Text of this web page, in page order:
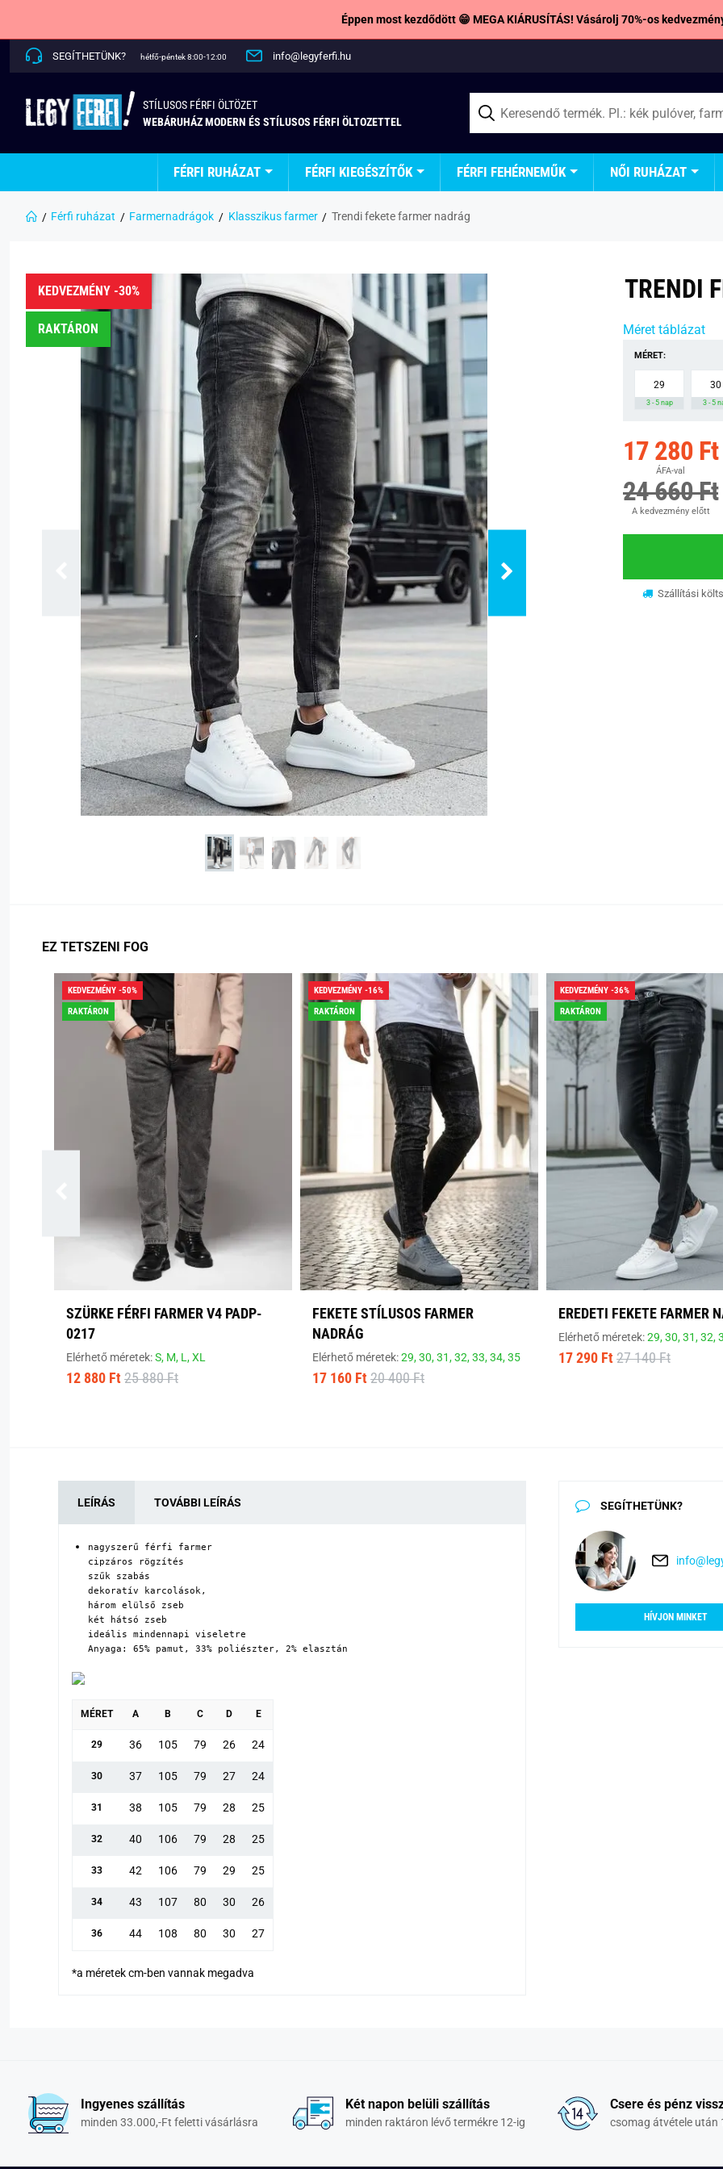
Éppen most kezdődött 😁 MEGA KIÁRUSÍTÁS! Vásárolj 70%-os
SEGÍTHETÜNK? hétfő-péntek 8:00-12:00 info@legyferfi.hu
STÍLUSOS FÉRFI ÖLTÖZET
WEBÁRUHÁZ MODERN ÉS STÍLUSOS FÉRFI ÖLTOZETTEL
FÉRFI RUHÁZAT FÉRFI KIEGÉSZÍTŐK FÉRFI FEHÉRNEMŰK NŐI RUHÁZAT
Férfi ruházat Farmernadrágok Klasszikus farmer Trendi fekete farmer nadrág
KEDVEZMÉNY -30%
RAKTÁRON
TRENDI
Méret táblázat
MÉRET:
29
3 - 5 nap
30
3 - 5
17 280 Ft
ÁFA-val
24 660 Ft
A kedvezmény előtt
Szállítási
EZ TETSZENI FOG
KEDVEZMÉNY -50%
RAKTÁRON
SZÜRKE FÉRFI FARMER V4 PADP-
0217
Elérhető méretek:S, M, L,XL
12 880 Ft 25 880 Ft
KEDVEZMÉNY -16%
RAKTÁRON
FEKETE STÍLUSOS FARMER
NADRÁG
Elérhető méretek:29,30,31,32,33,34,35
17 160 Ft 20 400 Ft
KEDVEZMÉNY -36%
RAKTÁRON
EREDETI FEKETE FARMER
Elérhető méretek:29,30,31,32,
17 290 Ft 27 140 Ft
LEÍRÁS TOVÁBBI LEÍRÁS
nagyszerű férfi farmer
cipzáros rögzítés
szűk szabás
dekoratív karcolások,
három elülső zseb
két hátsó zseb
ideális mindennapi viseletre
Anyaga: 65% pamut, 33% poliészter, 2% elasztán
MÉRET A B C D E
29 36 105 79 26 24
30 37 105 79 27 24
31 38 105 79 28 25
32 40 106 79 28 25
33 42 106 79 29 25
34 43 107 80 30 26
36 44 108 80 30 27
*a méretek cm-ben vannak megadva
SEGÍTHETÜNK?
HÍVJON MINKET
Ingyenes szállítás
minden 33.000,-Ft feletti vásárlásra
Két napon belüli szállítás
minden raktáron lévő termékre 12-ig
Csere és pénz
csomag átvétele után